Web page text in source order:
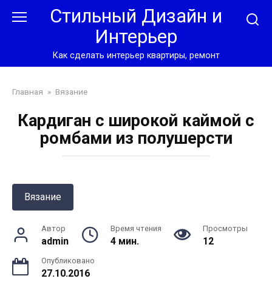
Стильный Дизайн и
Интерьер
Как сделать интерьер квартиры, ремонт
Главная » Вязание
Кардиган с широкой каймой с
ромбами из полушерсти
Вязание
Автор
admin
Время чтения
4 мин.
Просмотры
12
Опубликовано
27.10.2016